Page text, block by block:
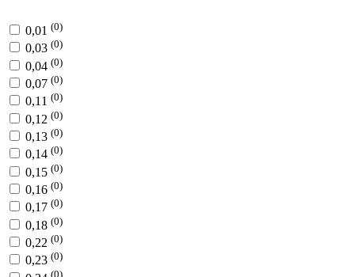
0,01 (0)
0,03 (0)
0,04 (0)
0,07 (0)
0,11 (0)
0,12 (0)
0,13 (0)
0,14 (0)
0,15 (0)
0,16 (0)
0,17 (0)
0,18 (0)
0,22 (0)
0,23 (0)
(0)